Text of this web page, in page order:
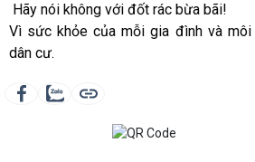
Hãy nói không với đốt rác bừa bãi!
Vì sức khỏe của mỗi gia đình và môi
dân cư.